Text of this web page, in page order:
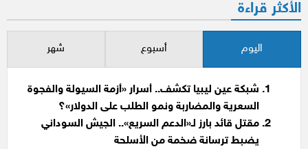
الأكثر قراءة
اليوم أسبوع شهر
شبكة عين ليبيا تكشف.. أسرار «أزمة السيولة والفجوة
السعرية والمضاربة ونمو الطلب على الدولار»؟
مقتل قائد بارز لـ«الدعم السريع».. الجيش السوداني
يضبط ترسانة ضخمة من الأسلحة